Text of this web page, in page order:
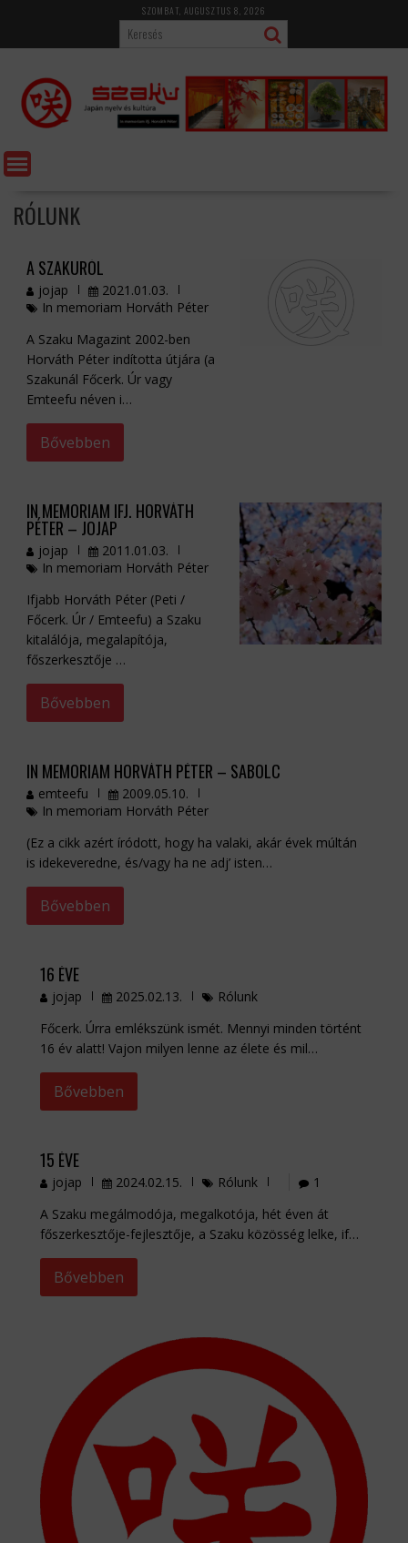
content
SZOMBAT, AUGUSZTUS 8, 2026
RÓLUNK
A SZAKURÓL
jojap
2021.01.03.
In memoriam Horváth Péter
A Szaku Magazint 2002-ben
Horváth Péter indította útjára (a
Szakunál Főcerk. Úr vagy
Emteefu néven i…
Bővebben
IN MEMORIAM IFJ. HORVÁTH
PÉTER – JOJAP
jojap
2011.01.03.
In memoriam Horváth Péter
Ifjabb Horváth Péter (Peti /
Főcerk. Úr / Emteefu) a Szaku
kitalálója, megalapítója,
főszerkesztője …
Bővebben
IN MEMORIAM HORVÁTH PÉTER – SABOLC
emteefu
2009.05.10.
In memoriam Horváth Péter
(Ez a cikk azért íródott, hogy ha valaki, akár évek múltán
is idekeveredne, és/vagy ha ne adj’ isten…
Bővebben
16 ÉVE
jojap 2025.02.13.
Rólunk
Főcerk. Úrra emlékszünk ismét. Mennyi minden történt
16 év alatt! Vajon milyen lenne az élete és mil…
Bővebben
15 ÉVE
jojap 2024.02.15. Rólunk
1
A Szaku megálmodója, megalkotója, hét éven át
főszerkesztője-fejlesztője, a Szaku közösség lelke, if…
Bővebben